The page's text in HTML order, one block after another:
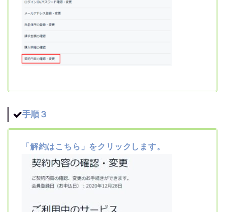
手順３
「解約はこちら」をクリックします。